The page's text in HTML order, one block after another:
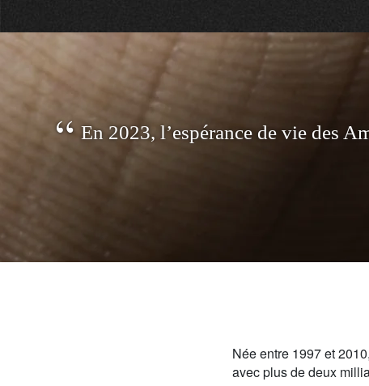
En 2023, l’espérance de vie des A
Née entre 1997 et
avec plus de deux